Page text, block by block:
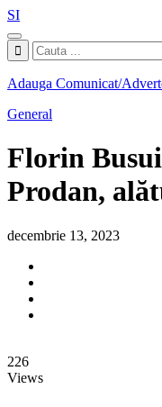
SI
Adauga Comunicat/
General
Florin
Prodan,
decembrie 13, 2023
226
Views